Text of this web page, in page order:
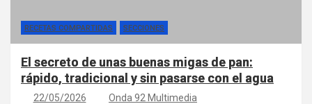
RECETAS COMPARTIDAS SECCIONES
El secreto de unas buenas migas de pan:
rápido, tradicional y sin pasarse con el agua
22/05/2026 Onda 92 Multimedia